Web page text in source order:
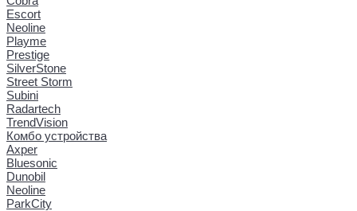
Escort
Neoline
Playme
Prestige
SilverStone
Street Storm
Subini
Radartech
TrendVision
Комбо устройства
Axper
Bluesonic
Dunobil
Neoline
ParkCity